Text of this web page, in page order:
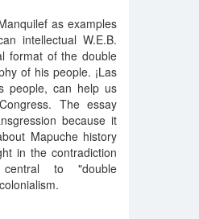
as examples
intellectual W.E.B.
format of the double
of his people. ¡Las
people, can help us
The essay
because it
Mapuche history
in the contradiction
to "double